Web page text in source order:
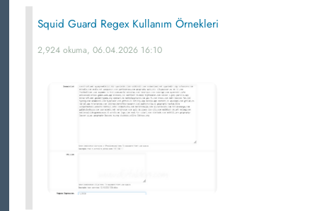
Squid Guard Regex Kullanım Örnekleri
2,924 okuma, 06.04.2026 16:10